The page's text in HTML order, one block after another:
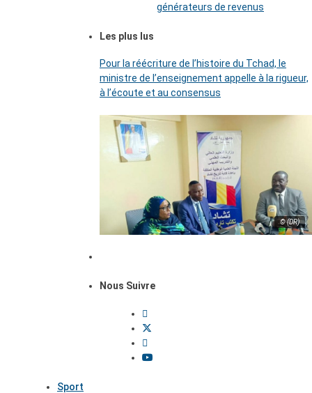
générateurs de revenus
Les plus lus
Pour la réécriture de l’histoire du Tchad, le
ministre de l’enseignement appelle à la rigueur,
à l’écoute et au consensus
© (DR)
Nous Suivre
Sport